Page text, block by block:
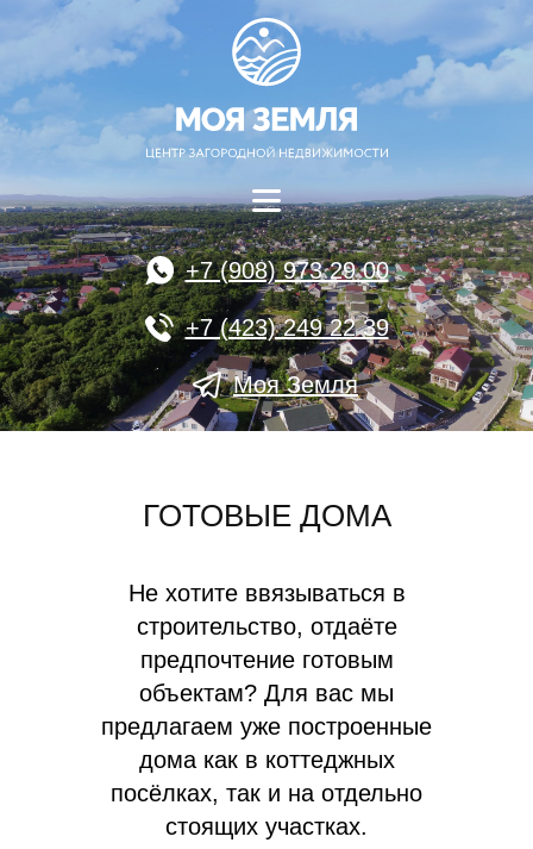
+7 (908) 973 29 00
+7 (423) 249 22 39
Моя Земля
ГОТОВЫЕ ДОМА
Не хотите ввязываться в
строительство, отдаёте
предпочтение готовым
объектам? Для вас мы
предлагаем уже построенные
дома как в коттеджных
посёлках, так и на отдельно
стоящих участках.